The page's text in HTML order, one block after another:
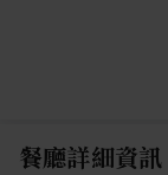
餐廳詳細資訊